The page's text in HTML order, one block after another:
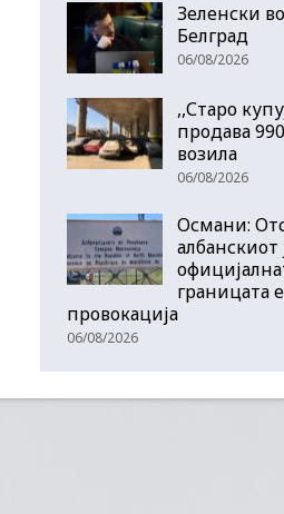
Зеленски
Белград
06/08/2026
,,Старо
продава
возила
06/08/2026
Османи:
албанскиот
границата
провокација
06/08/2026